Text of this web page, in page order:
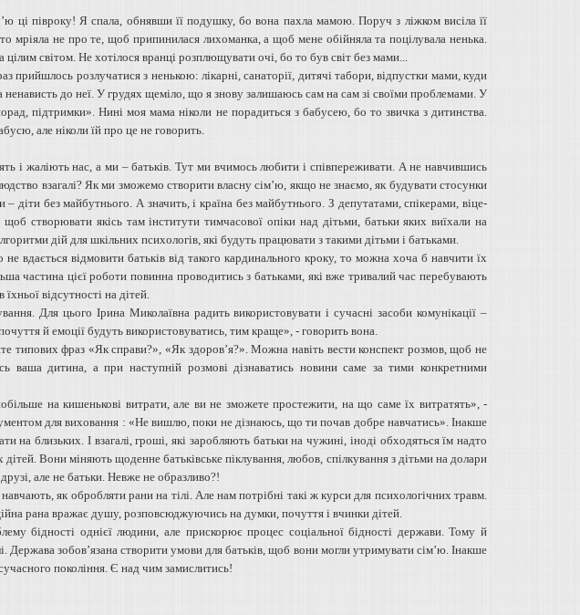
ці півроку! Я спала, обнявши її подушку, бо вона пахла мамою. Поруч з ліжком висіла її
мріяла не про те, щоб припинилася лихоманка, а щоб мене обійняла та поцілувала ненька.
цілим світом. Не хотілося вранці розплющувати очі, бо то був світ без мами...
розлучатися з ненькою: лікарні, санаторії, дитячі табори, відпустки мами, куди
ненависть до неї. У грудях щеміло, що я знову залишаюсь сам на сам зі своїми проблемами. У
підтримки». Нині моя мама ніколи не порадиться з бабусею, бо то звичка з дитинства.
але ніколи їй про це не говорить.
і жаліють нас, а ми – батьків. Тут ми вчимось любити і співпереживати. А не навчившись
взагалі? Як ми зможемо створити власну сім’ю, якщо не знаємо, як будувати стосунки
діти без майбутнього. А значить, і країна без майбутнього. З депутатами, спікерами, віце-
створювати якісь там інститути тимчасової опіки над дітьми, батьки яких виїхали на
дій для шкільних психологів, які будуть працювати з такими дітьми і батьками.
вдається відмовити батьків від такого кардинального кроку, то можна хоча б навчити їх
частина цієї роботи повинна проводитись з батьками, які вже тривалий час перебувають
відсутності на дітей.
Для цього Ірина Миколаївна радить використовувати і сучасні засоби комунікації –
й емоції будуть використовуватись, тим краще», - говорить вона.
типових фраз «Як справи?», «Як здоров’я?». Можна навіть вести конспект розмов, щоб не
ваша дитина, а при наступній розмові дізнаватись новини саме за тими конкретними
на кишенькові витрати, але ви не зможете простежити, на що саме їх витратять», -
для виховання : «Не вишлю, поки не дізнаюсь, що ти почав добре навчатись». Інакше
на близьких. І взагалі, гроші, які заробляють батьки на чужині, іноді обходяться їм надто
дітей. Вони міняють щоденне батьківське піклування, любов, спілкування з дітьми на долари
але не батьки. Невже не образливо?!
як обробляти рани на тілі. Але нам потрібні такі ж курси для психологічних травм.
рана вражає душу, розповсюджуючись на думки, почуття і вчинки дітей.
бідності однієї людини, але прискорює процес соціальної бідності держави. Тому й
Держава зобов’язана створити умови для батьків, щоб вони могли утримувати сім’ю. Інакше
покоління. Є над чим замислитись!